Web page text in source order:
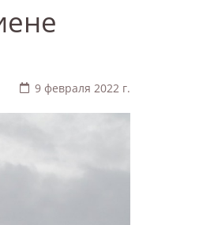
9 февраля 2022 г.